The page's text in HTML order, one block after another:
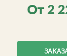
От 2